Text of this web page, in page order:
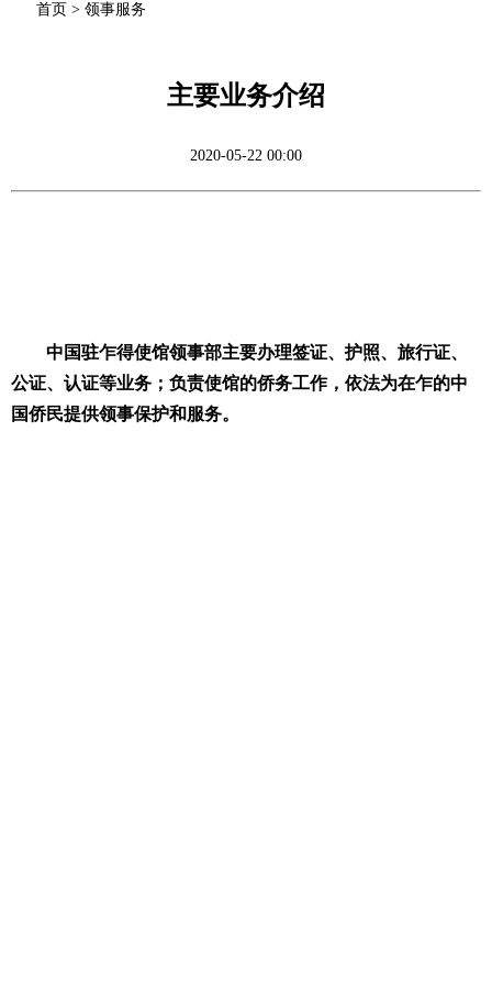
首页 > 领事服务
主要业务介绍
2020-05-22 00:00
中国驻乍得使馆领事部主要办理签证、护照、旅行证、
公证、认证等业务；负责使馆的侨务工作，依法为在乍的中
国侨民提供领事保护和服务。